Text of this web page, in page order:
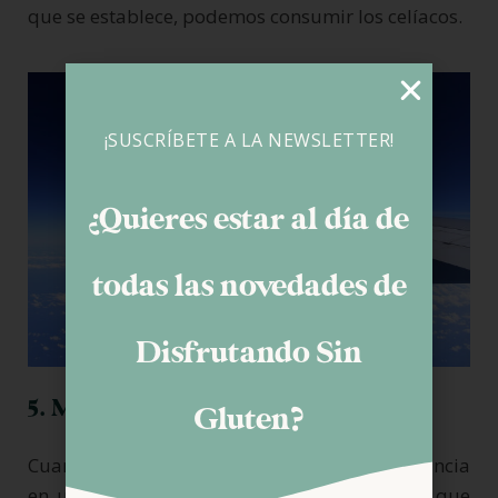
que se establece, podemos consumir los celíacos.
5. Medios de transporte
Cuando hacemos una reserva de larga distancia
¡SUSCRÍBETE A LA NEWSLETTER!
¿Quieres estar al día de
todas las novedades de
Disfrutando Sin
Gluten?